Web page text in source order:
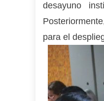
desayuno
para el